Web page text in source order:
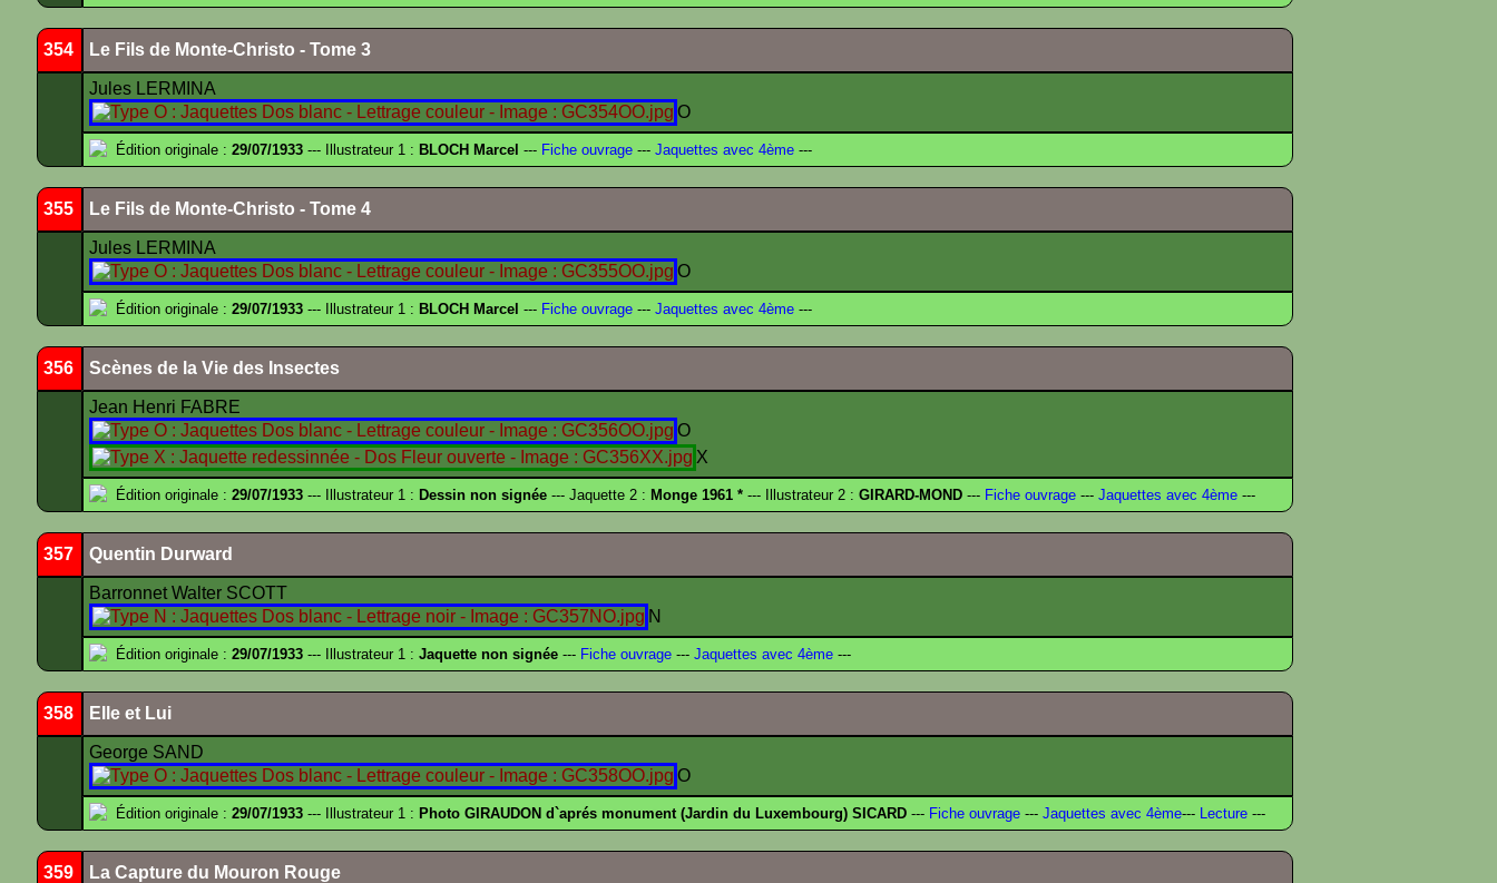
354 Le Fils de Monte-Christo - Tome 3
Jules LERMINA
O
Édition originale : 29/07/1933 --- Illustrateur 1 : BLOCH Marcel --- Fiche ouvrage --- Jaquettes avec 4ème ---
355 Le Fils de Monte-Christo - Tome 4
Jules LERMINA
O
Édition originale : 29/07/1933 --- Illustrateur 1 : BLOCH Marcel --- Fiche ouvrage --- Jaquettes avec 4ème ---
356 Scènes de la Vie des Insectes
Jean Henri FABRE
O
X
Édition originale : 29/07/1933 --- Illustrateur 1 : Dessin non signée --- Jaquette 2 : Monge 1961 * --- Illustrateur 2 : GIRARD-MOND --- Fiche ouvrage --- Jaquettes avec 4ème ---
357 Quentin Durward
Barronnet Walter SCOTT
N
Édition originale : 29/07/1933 --- Illustrateur 1 : Jaquette non signée --- Fiche ouvrage --- Jaquettes avec 4ème ---
358 Elle et Lui
George SAND
O
Édition originale : 29/07/1933 --- Illustrateur 1 : Photo GIRAUDON d`aprés monument (Jardin du Luxembourg) SICARD --- Fiche ouvrage --- Jaquettes avec 4ème--- Lecture ---
359 La Capture du Mouron Rouge